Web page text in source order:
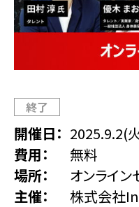
終了
開催日 2025.9.2(
費用
無料
場所
オンライン
主催
株式会社